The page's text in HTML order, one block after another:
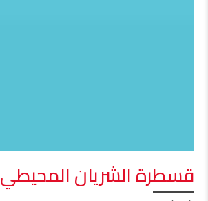
قسطرة الشريان المحيطي